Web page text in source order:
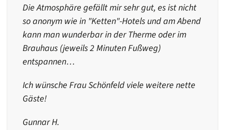
Die Atmosphäre gefällt mir sehr gut, es ist nicht
so anonym wie in "Ketten"-Hotels und am Abend
kann man wunderbar in der Therme oder im
Brauhaus (jeweils 2 Minuten Fußweg)
entspannen…
Ich wünsche Frau Schönfeld viele weitere nette
Gäste!
Gunnar H.